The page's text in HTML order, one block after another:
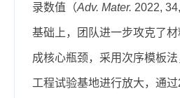
录数值（Adv. Mater. 2022,
基础上，团队进一步攻克了
成核心瓶颈，采用次序模板
工程试验基地进行放大，通